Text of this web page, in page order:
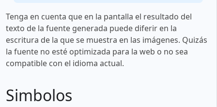
Tenga en cuenta que en la pantalla el resultado del
texto de la fuente generada puede diferir en la
escritura de la que se muestra en las imágenes. Quizás
la fuente no esté optimizada para la web o no sea
compatible con el idioma actual.
Simbolos